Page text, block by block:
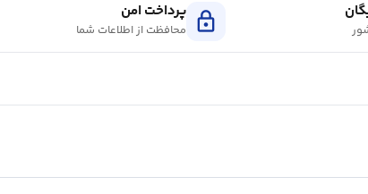
lock پرداخت امن
محافظت از اطلاعات شما